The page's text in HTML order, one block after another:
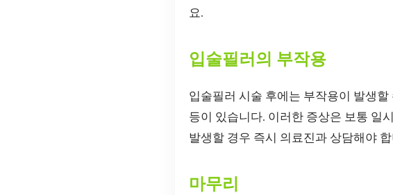
요.
입술필러의 부작용
입술필러 시술 후에는 부작용이 발생
등이 있습니다. 이러한 증상은 보통 일
발생할 경우 즉시 의료진과 상담해야
마무리